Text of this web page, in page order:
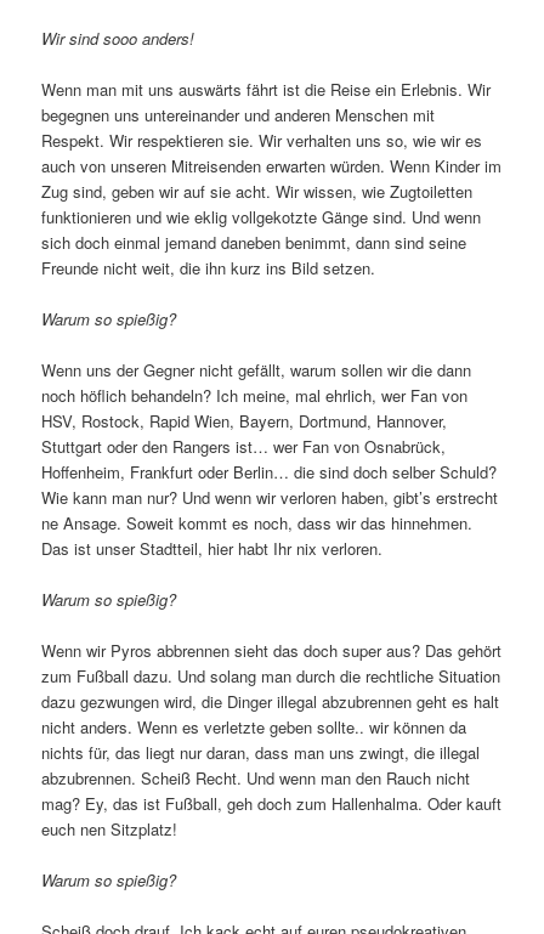
Wir sind sooo anders!
Wenn man mit uns auswärts fährt ist die Reise ein Erlebnis. Wir
begegnen uns untereinander und anderen Menschen mit
Respekt. Wir respektieren sie. Wir verhalten uns so, wie wir es
auch von unseren Mitreisenden erwarten würden. Wenn Kinder im
Zug sind, geben wir auf sie acht. Wir wissen, wie Zugtoiletten
funktionieren und wie eklig vollgekotzte Gänge sind. Und wenn
sich doch einmal jemand daneben benimmt, dann sind seine
Freunde nicht weit, die ihn kurz ins Bild setzen.
Warum so spießig?
Wenn uns der Gegner nicht gefällt, warum sollen wir die dann
noch höflich behandeln? Ich meine, mal ehrlich, wer Fan von
HSV, Rostock, Rapid Wien, Bayern, Dortmund, Hannover,
Stuttgart oder den Rangers ist… wer Fan von Osnabrück,
Hoffenheim, Frankfurt oder Berlin… die sind doch selber Schuld?
Wie kann man nur? Und wenn wir verloren haben, gibt’s erstrecht
ne Ansage. Soweit kommt es noch, dass wir das hinnehmen.
Das ist unser Stadtteil, hier habt Ihr nix verloren.
Warum so spießig?
Wenn wir Pyros abbrennen sieht das doch super aus? Das gehört
zum Fußball dazu. Und solang man durch die rechtliche Situation
dazu gezwungen wird, die Dinger illegal abzubrennen geht es halt
nicht anders. Wenn es verletzte geben sollte.. wir können da
nichts für, das liegt nur daran, dass man uns zwingt, die illegal
abzubrennen. Scheiß Recht. Und wenn man den Rauch nicht
mag? Ey, das ist Fußball, geh doch zum Hallenhalma. Oder kauft
euch nen Sitzplatz!
Warum so spießig?